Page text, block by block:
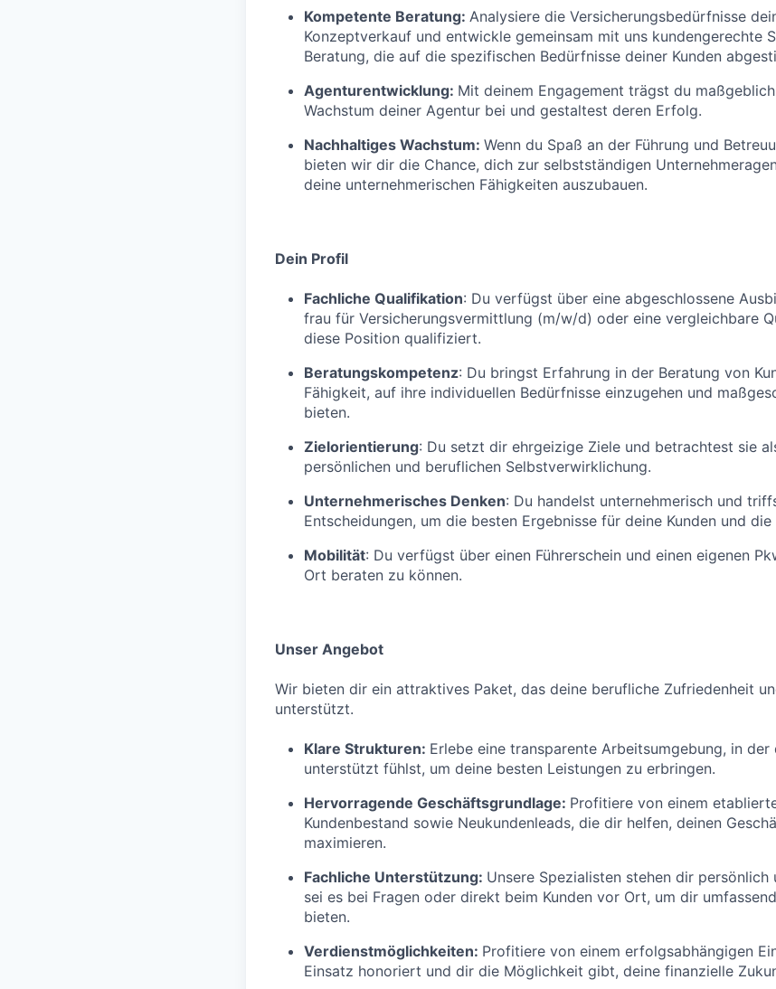
Kompetente Beratung: Analysiere die Versicherungsbedürfnisse
Konzeptverkauf und entwickle gemeinsam mit uns kundengerechte
Beratung, die auf die spezifischen Bedürfnisse deiner Kunden
Agenturentwicklung: Mit deinem Engagement trägst du
Wachstum deiner Agentur bei und gestaltest deren Erfolg.
Nachhaltiges Wachstum: Wenn du Spaß an der Führung und
bieten wir dir die Chance, dich zur selbstständigen
deine unternehmerischen Fähigkeiten auszubauen.
Dein Profil
Fachliche Qualifikation: Du verfügst über eine abgeschlossene
frau für Versicherungsvermittlung (m/w/d) oder eine vergleichbare
diese Position qualifiziert.
Beratungskompetenz: Du bringst Erfahrung in der Beratung von
Fähigkeit, auf ihre individuellen Bedürfnisse einzugehen und
bieten.
Zielorientierung: Du setzt dir ehrgeizige Ziele und betrachtest sie
persönlichen und beruflichen Selbstverwirklichung.
Unternehmerisches Denken: Du handelst unternehmerisch und
Entscheidungen, um die besten Ergebnisse für deine Kunden und
Mobilität: Du verfügst über einen Führerschein und einen eigenen
Ort beraten zu können.
Unser Angebot
Wir bieten dir ein attraktives Paket, das deine berufliche Zufriedenheit
unterstützt.
Klare Strukturen: Erlebe eine transparente Arbeitsumgebung, in
unterstützt fühlst, um deine besten Leistungen zu erbringen.
Hervorragende Geschäftsgrundlage: Profitiere von einem
Kundenbestand sowie Neukundenleads, die dir helfen, deinen
maximieren.
Fachliche Unterstützung: Unsere Spezialisten stehen dir
sei es bei Fragen oder direkt beim Kunden vor Ort, um dir
bieten.
Verdienstmöglichkeiten: Profitiere von einem erfolgsabhängigen
Einsatz honoriert und dir die Möglichkeit gibt, deine finanzielle